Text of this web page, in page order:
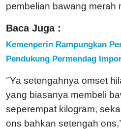
pembelian bawang merah
Baca Juga :
Kemenperin Rampungkan
Pendukung Permendag
‘’Ya setengahnya omset
yang biasanya membeli
seperempat kilogram,
ons bahkan setengah